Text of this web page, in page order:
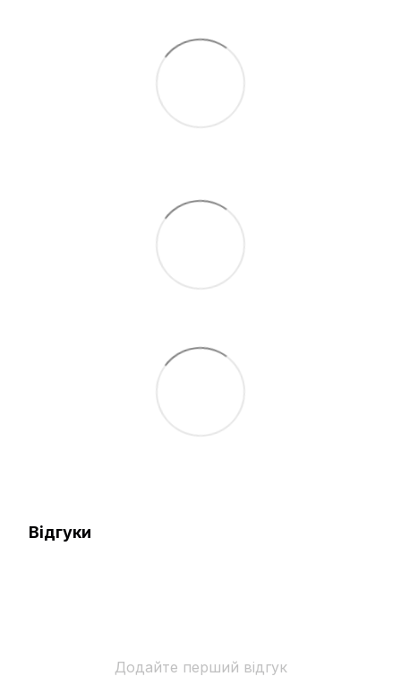
Відгуки
Додайте перший відгук